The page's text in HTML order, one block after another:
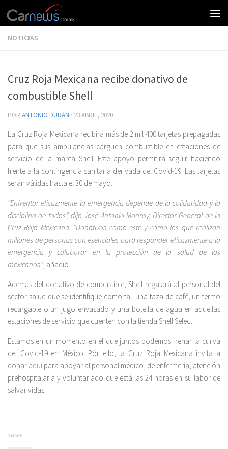
NOTICIAS
Cruz Roja Mexicana recibe donativo de
combustible Shell
POR ANTONIO DURÁN · 23 ABRIL, 2020
La Cruz Roja Mexicana recibirá más de 2 mil 400 tarjetas prepagadas
para que sus ambulancias carguen combustible en estaciones de
servicio de la marca Shell. Este apoyo permitirá seguir haciendo
frente a la contingencia sanitaria derivada del Covid-19. Las tarjetas
serán válidas hasta el 30 de mayo.
“Enfrentar eficazmente la emergencia depende de la solidaridad y la
disciplina de todos”, dijo José Antonio Monroy, Director General de la
Cruz Roja Mexicana. “Donativos como este y como los que realizan
millones de personas son esenciales para responder eficazmente a la
emergencia y colaborar en la protección de la salud de los
mexicanos”, añadió.
Además del donativo de combustible, Shell regalará al personal del
sector salud que se identifique como tal, una taza de café, un termo
recargable o un jugo envasado y una botella de agua en aquellas
estaciones de servicio que cuenten con la tienda Shell Select.
Estamos en un momento en el que juntos podemos frenar la curva
del Covid-19 en México. Por ello, la Cruz Roja Mexicana invita a
donar aquí para apoyar al personal médico, de enfermería, atención
prehospitalaria y voluntariado que está las 24 horas en su labor de
salvar vidas.
SHARE